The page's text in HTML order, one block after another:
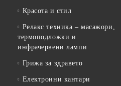
Красота и стил
Релакс техника – масажори,
термоподложки и
инфрачервени лампи
Грижа за здравето
Електронни кантари